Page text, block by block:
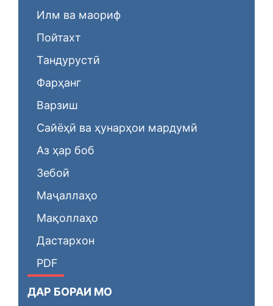
Илм ва маориф
Пойтахт
Тандурустӣ
Фарҳанг
Варзиш
Сайёҳӣ ва ҳунарҳои мардумӣ
Аз ҳар боб
Зебоӣ
Маҷаллаҳо
Мақоллаҳо
Дастархон
PDF
ДАР БОРАИ МО